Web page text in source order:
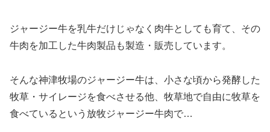
ジャージー牛を乳牛だけじゃなく肉牛としても育て、その
牛肉を加工した牛肉製品も製造・販売しています。
そんな神津牧場のジャージー牛は、小さな頃から発酵した
牧草・サイレージを食べさせる他、牧草地で自由に牧草を
食べているという放牧ジャージー牛肉で…